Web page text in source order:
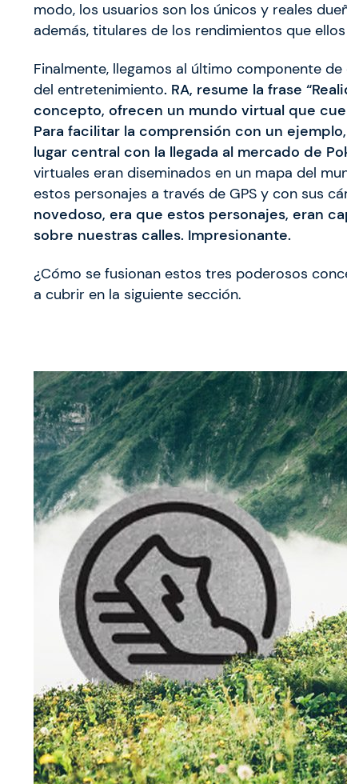
modo, los usuarios son los únicos y reales
además, titulares de los rendimientos que
Finalmente, llegamos al último componente
del entretenimiento. RA, resume la frase
concepto, ofrecen un mundo virtual que
Para facilitar la comprensión con un
lugar central con la llegada al mercado de
virtuales eran diseminados en un mapa del
estos personajes a través de GPS y con sus
novedoso, era que estos personajes, eran
sobre nuestras calles. Impresionante.
¿Cómo se fusionan estos tres poderosos
a cubrir en la siguiente sección.